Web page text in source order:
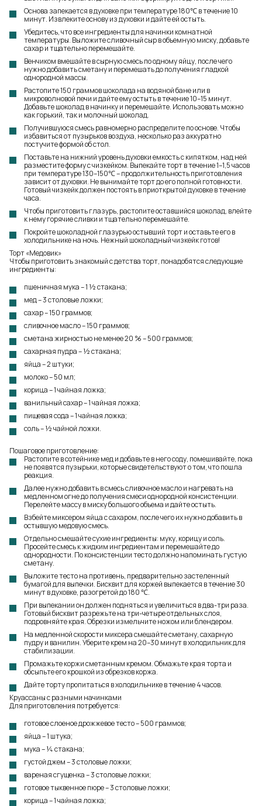
Основа запекается в духовке при температуре 180℃ в течение 10
минут. Извлеките основу из духовки и дайте ей остыть.
Убедитесь, что все ингредиенты для начинки комнатной
температуры. Выложите сливочный сыр в объемную миску, добавьте
сахар и тщательно перемешайте.
Венчиком вмешайте в сырную смесь по одному яйцу, после чего
нужно добавить сметану и перемешать до получения гладкой
однородной массы.
Растопите 150 граммов шоколада на водяной бане или в
микроволновой печи и дайте ему остыть в течение 10–15 минут.
Добавьте шоколад в начинку и перемешайте. Использовать можно
как горький, так и молочный шоколад.
Получившуюся смесь равномерно распределите по основе. Чтобы
избавиться от пузырьков воздуха, несколько раз аккуратно
постучите формой об стол.
Поставьте на нижний уровень духовки емкость с кипятком, над ней
разместите форму с чизкейком. Выпекайте торт в течение 1–1,5 часов
при температуре 130–150℃ – продолжительность приготовления
зависит от духовки. Не вынимайте торт до его полной готовности.
Готовый чизкейк должен постоять в приоткрытой духовке в течение
часа.
Чтобы приготовить глазурь, растопите оставшийся шоколад, влейте
к нему горячие сливки и тщательно перемешайте.
Покройте шоколадной глазурью остывший торт и оставьте его в
холодильнике на ночь. Нежный шоколадный чизкейк готов!
Торт «Медовик»
Чтобы приготовить знакомый с детства торт, понадобятся следующие
ингредиенты:
пшеничная мука – 1 ½ стакана;
мед – 3 столовые ложки;
сахар – 150 граммов;
сливочное масло – 150 граммов;
сметана жирностью не менее 20 % – 500 граммов;
сахарная пудра – ½ стакана;
яйца – 2 штуки;
молоко – 50 мл;
корица – 1 чайная ложка;
ванильный сахар – 1 чайная ложка;
пищевая сода – 1 чайная ложка;
соль – ½ чайной ложки.
Пошаговое приготовление:
Растопите в сотейнике мед и добавьте в него соду, помешивайте, пока
не появятся пузырьки, которые свидетельствуют о том, что пошла
реакция.
Далее нужно добавить в смесь сливочное масло и нагревать на
медленном огне до получения смеси однородной консистенции.
Перелейте массу в миску большого объема и дайте остыть.
Взбейте миксером яйца с сахаром, после чего их нужно добавить в
остывшую медовую смесь.
Отдельно смешайте сухие ингредиенты: муку, корицу и соль.
Просейте смесь к жидким ингредиентам и перемешайте до
однородности. По консистенции тесто должно напоминать густую
сметану.
Выложите тесто на противень, предварительно застеленный
бумагой для выпечки. Бисквит для коржей выпекается в течение 30
минут в духовке, разогретой до 180 ℃.
При выпекании он должен подняться и увеличиться в два-три раза.
Готовый бисквит разрежьте на три-четыре отдельных слоя,
подровняйте края. Обрезки измельчите ножом или блендером.
На медленной скорости миксера смешайте сметану, сахарную
пудру и ванилин. Уберите крем на 20–30 минут в холодильник для
стабилизации.
Промажьте коржи сметанным кремом. Обмажьте края торта и
обсыпьте его крошкой из обрезков коржа.
Дайте торту пропитаться в холодильнике в течение 4 часов.
Круассаны с разными начинками
Для приготовления потребуется:
готовое слоеное дрожжевое тесто – 500 граммов;
яйца – 1 штука;
мука – ¼ стакана;
густой джем – 3 столовые ложки;
вареная сгущенка – 3 столовые ложки;
готовое тыквенное пюре – 3 столовые ложки;
корица – 1 чайная ложка;